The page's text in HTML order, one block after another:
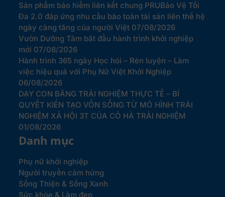
Sản phẩm bảo hiểm liên kết chung PRUBảo Vệ Tối
Đa 2.0 đáp ứng nhu cầu bảo toàn tài sản liên thế hệ
ngày càng tăng của người Việt 07/08/2026
Vườn Dưỡng Tâm bắt đầu hành trình khởi nghiệp
mới 07/08/2026
Hành trình 365 ngày Học hỏi – Rèn luyện – Làm
việc hiệu quả với Phụ Nữ Việt Khởi Nghiệp
06/08/2026
DẠY CON BẰNG TRẢI NGHIỆM THỰC TẾ – BÍ
QUYẾT KIẾN TẠO VỐN SỐNG TỪ MÔ HÌNH TRẢI
NGHIỆM XÃ HỘI 3T CỦA CÔ HÀ TRẢI NGHIỆM
01/08/2026
Danh mục
Phụ nữ khởi nghiệp
Người truyền cảm hứng
Sống Thiện & Sống Xanh
Sức khỏe & Làm đẹp